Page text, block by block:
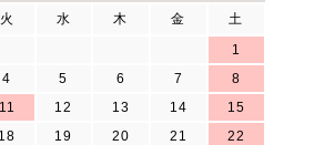
火 水 木 金
土
1
4 5 6 7
8
11 12 13 14
15
18 19 20 21
22